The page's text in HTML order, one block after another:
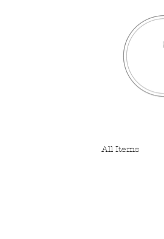
All Items